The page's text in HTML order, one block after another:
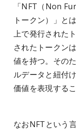
「NFT（Non
トークン）」と
上で発行された
されたトークン
値を持つ。その
ルデータと紐付
価値を表現する
なおNFTという